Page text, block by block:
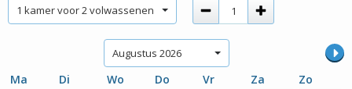
1 kamer voor 2 volwassenen
Augustus 2026
Ma Di Wo Do Vr Za
Zo